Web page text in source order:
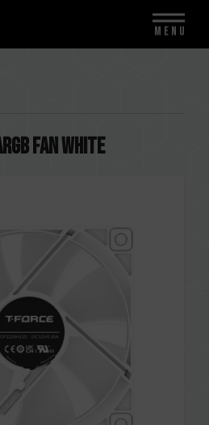
Fan White
MENU